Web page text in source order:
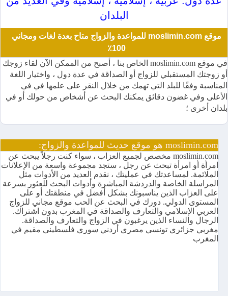
البلدان
موقع moslimin.com للمواعدة والزواج متاح بعدة لغات ومجاني
100٪
في موقع moslimin.com الخاص بنا ، أصبح من الممكن الآن لقاء زوجك
أو زوجتك المستقبلي للزواج أو الصداقة في عدة دول ، واختيار اللغة
المناسبة وفقًا للبلد التي تهمك من خلال النقر على علمها في في
الأعلى وفي غضون دقائق يمكنك البحث عن أشخاص من حولك أو في
بلدان أخرى ؛
moslimin.com هو موقع حديث للمواعدة والزواج:
moslimin.com مخصص لجميع العزاب ، سواء كنت رجلاً يبحث عن
امرأة أو امرأة تبحث عن رجل ، ستجد مجموعة واسعة من الإعلانات
الملائمة. لمساعدتك في عمليتك ، نقدم العديد من الأدوات مثل
المراسلة الخاصة والدردشة المباشرة وأدوات البحث للعثور بسرعة
على العزاب الذين يناسبونك بشكل أفضل في منطقتك أو على
المستوى الدولي. دورك في البحث عن الحب موقع مجاني للزواج
العربي الإسلامي والتعارف والصداقة في المغرب بدون اشتراك.
الرجال والنساء الذين يرغبون في الزواج والتعارف والصداقة.
مغربي جزائري تونسي مصري أردني سوري فلسطيني مقيم في
المغرب